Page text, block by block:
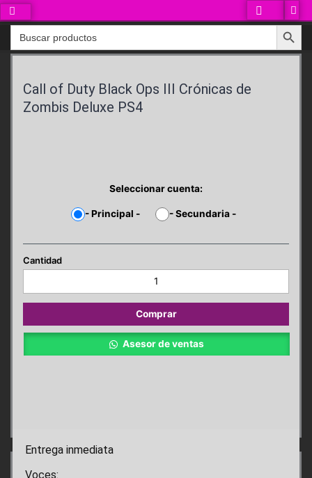
Ir
al
contenido
Search
for:
Search Button
Call of Duty Black Ops III Crónicas de
Zombis Deluxe PS4
Seleccionar cuenta:
-Principal - -Secundaria-
Call
Duty
Ops
III
Crónicas
Comprar
Asesor de ventas
Entrega inmediata
Voces: